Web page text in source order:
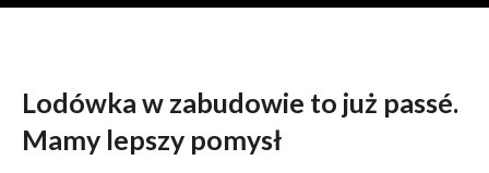
Lodówka w zabudowie to już passé.
Mamy lepszy pomysł